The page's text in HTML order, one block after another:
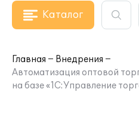
Каталог
Главная
Внедрения
Автоматизация оптовой
на базе «1С:Управление